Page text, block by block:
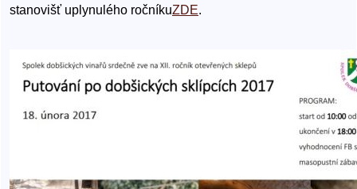
stanovišť uplynulého ročníkuZDE.